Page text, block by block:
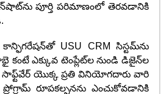
పూర్తి పరిమాణంలో తెరవడానికి
కాన్ఫిగరేషన్‌తో USU CRM సిస్టమ్‌ను
కంటే ఎక్కువ టెంప్లేట్‌ల నుండి డిజైన్‌ల
సాఫ్ట్‌వేర్ యొక్క ప్రతి వినియోగదారు వారి
రూపకల్పనను ఎంచుకోవడానికి